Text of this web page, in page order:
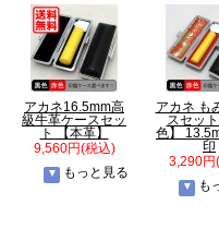
アカネ16.5mm高
級牛革ケースセッ
ト 【本革】
9,560円(税込)
もっと見る
アカネ も
スセッ
色】
印
3,290円
も